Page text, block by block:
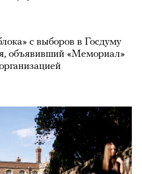
с выборов в Госдуму
объявивший «Мемориал»